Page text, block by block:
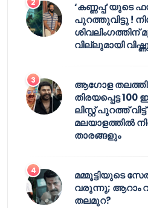
‘കണ്ണപ്പ’യുടെ
പുറത്തുവിട്ടു !
ശിവലിംഗത്തിന്
വില്ലുമായി
ആഗോള
തിരയപ്പെട്ട
ലിസ്റ്റ് പുറത്ത്
മലയാളത്തിൽ
താരങ്ങളും
മമ്മൂട്ടിയുടെ
വരുന്നു; ആറാം
തലമുറ?